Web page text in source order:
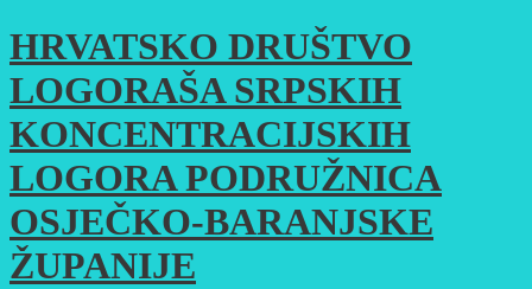
Skoči
do
sadržaja
HRVATSKO DRUŠTVO
LOGORAŠA SRPSKIH
KONCENTRACIJSKIH
LOGORA PODRUŽNICA
OSJEČKO-BARANJSKE
ŽUPANIJE